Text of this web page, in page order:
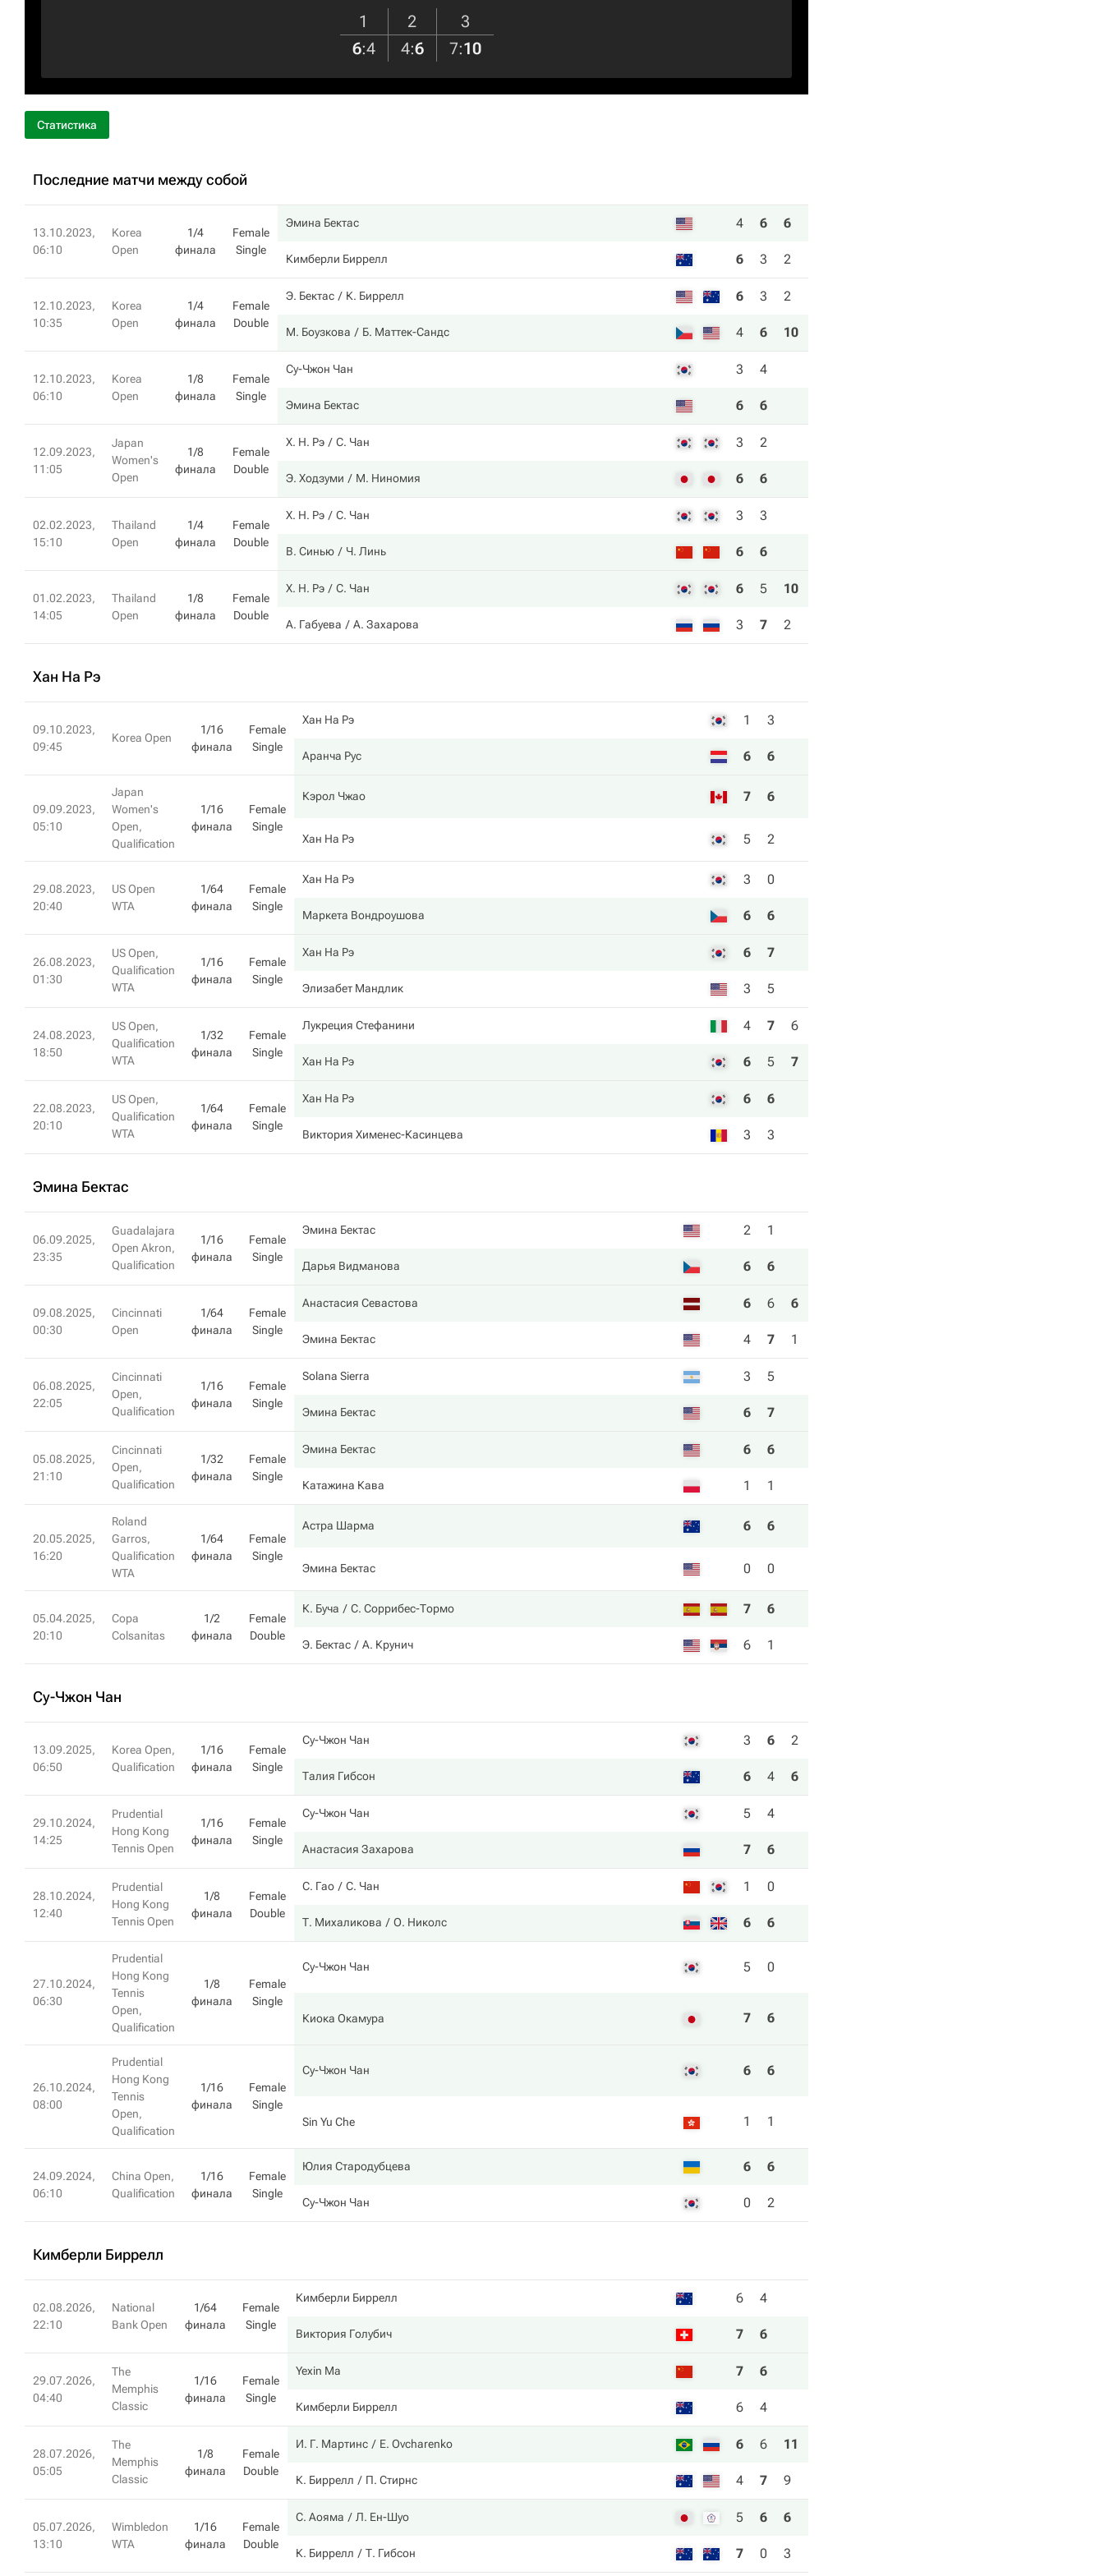
1 2
3
6:4 4:6 7:10
Статистика
Последние матчи между собой
13.10.2023,
06:10
Korea
Open
1/4
финала
Female
Single
Эмина Бектас 4 6 6
Кимберли Биррелл 6 3 2
12.10.2023,
10:35
Korea
Open
1/4
финала
Female
Double
Э. Бектас К. Биррелл 6 3 2
М. Боузкова Б. Маттек-Сандс 4 6 10
12.10.2023,
06:10
Korea
Open
1/8
финала
Female
Single
Су-Чжон Чан 3 4
Эмина Бектас 6 6
12.09.2023,
11:05
Japan
Women's
Open
1/8
финала
Female
Double
Х. Н. Рэ С. Чан 3 2
Э. Ходзуми М. Ниномия 6 6
02.02.2023,
15:10
Thailand
Open
1/4
финала
Female
Double
Х. Н. Рэ С. Чан 3 3
В. Синью Ч. Линь 6 6
01.02.2023,
14:05
Thailand
Open
1/8
финала
Female
Double
Х. Н. Рэ С. Чан 6 5 10
А. Габуева А. Захарова 3 7 2
Хан На Рэ
09.10.2023,
09:45
Korea Open
1/16
финала
Female
Single
Хан На Рэ 1 3
Аранча Рус 6 6
09.09.2023,
05:10
Japan
Women's
Open,
Qualification
1/16
финала
Female
Single
Кэрол Чжао 7 6
Хан На Рэ 5 2
29.08.2023,
20:40
US Open
WTA
1/64
финала
Female
Single
Хан На Рэ 3 0
Маркета Вондроушова 6 6
26.08.2023,
01:30
US Open,
Qualification
WTA
1/16
финала
Female
Single
Хан На Рэ 6 7
Элизабет Мандлик 3 5
24.08.2023,
18:50
US Open,
Qualification
WTA
1/32
финала
Female
Single
Лукреция Стефанини 4 7 6
Хан На Рэ 6 5 7
22.08.2023,
20:10
US Open,
Qualification
WTA
1/64
финала
Female
Single
Хан На Рэ 6 6
Виктория Хименес-Касинцева 3 3
Эмина Бектас
06.09.2025,
23:35
Guadalajara
Open Akron,
Qualification
1/16
финала
Female
Single
Эмина Бектас 2 1
Дарья Видманова 6 6
09.08.2025,
00:30
Cincinnati
Open
1/64
финала
Female
Single
Анастасия Севастова 6 6 6
Эмина Бектас 4 7 1
06.08.2025,
22:05
Cincinnati
Open,
Qualification
1/16
финала
Female
Single
Solana Sierra 3 5
Эмина Бектас 6 7
05.08.2025,
21:10
Cincinnati
Open,
Qualification
1/32
финала
Female
Single
Эмина Бектас 6 6
Катажина Кава 1 1
20.05.2025,
16:20
Roland
Garros,
Qualification
WTA
1/64
финала
Female
Single
Астра Шарма 6 6
Эмина Бектас 0 0
05.04.2025,
20:10
Copa
Colsanitas
1/2
финала
Female
Double
К. Буча С. Соррибес-Тормо 7 6
Э. Бектас А. Крунич 6 1
Су-Чжон Чан
13.09.2025,
06:50
Korea Open,
Qualification
1/16
финала
Female
Single
Су-Чжон Чан 3 6 2
Талия Гибсон 6 4 6
29.10.2024,
14:25
Prudential
Hong Kong
Tennis Open
1/16
финала
Female
Single
Су-Чжон Чан 5 4
Анастасия Захарова 7 6
28.10.2024,
12:40
Prudential
Hong Kong
Tennis Open
1/8
финала
Female
Double
С. Гао С. Чан 1 0
Т. Михаликова О. Николс 6 6
27.10.2024,
06:30
Prudential
Hong Kong
Tennis
Open,
Qualification
1/8
финала
Female
Single
Су-Чжон Чан 5 0
Киока Окамура 7 6
26.10.2024,
08:00
Prudential
Hong Kong
Tennis
Open,
Qualification
1/16
финала
Female
Single
Су-Чжон Чан 6 6
Sin Yu Che 1 1
24.09.2024,
06:10
China Open,
Qualification
1/16
финала
Female
Single
Юлия Стародубцева 6 6
Су-Чжон Чан 0 2
Кимберли Биррелл
02.08.2026,
22:10
National
Bank Open
1/64
финала
Female
Single
Кимберли Биррелл 6 4
Виктория Голубич 7 6
29.07.2026,
04:40
The
Memphis
Classic
1/16
финала
Female
Single
Yexin Ma 7 6
Кимберли Биррелл 6 4
28.07.2026,
05:05
The
Memphis
Classic
1/8
финала
Female
Double
И. Г. Мартинс E. Ovcharenko 6 6 11
К. Биррелл П. Стирнс 4 7 9
05.07.2026,
13:10
Wimbledon
WTA
1/16
финала
Female
Double
С. Аояма Л. Ен-Шуо 5 6 6
К. Биррелл Т. Гибсон 7 0 3